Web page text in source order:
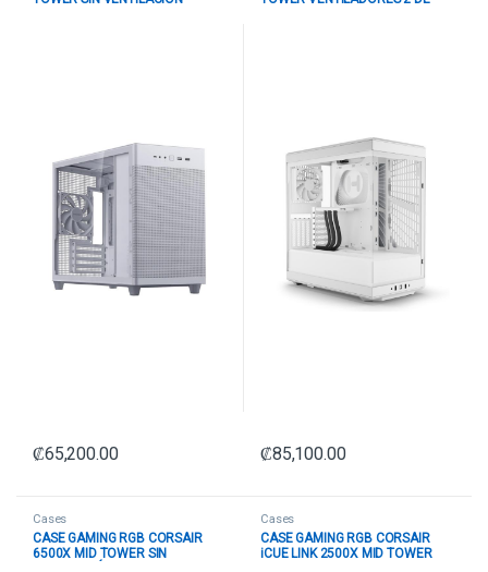
₡65,200.00 ₡85,100.00
Cases
CASE GAMING RGB CORSAIR
6500X MID TOWER SIN
Cases
CASE GAMING RGB CORSAIR
iCUE LINK 2500X MID TOWER